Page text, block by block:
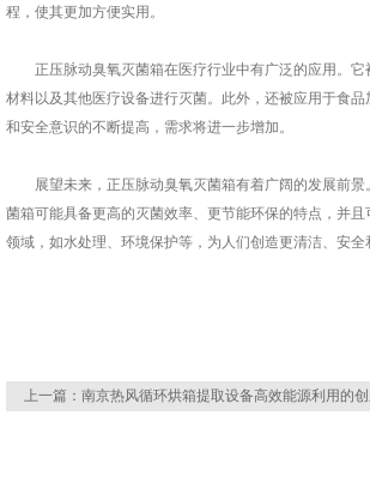
程，使其更加方便实用。
正压脉动臭氧灭菌箱在医疗行业中有广泛的应用。它
材料以及其他医疗设备进行灭菌。此外，还被应用于食
和安全意识的不断提高，需求将进一步增加。
展望未来，正压脉动臭氧灭菌箱有着广阔的发展前景
菌箱可能具备更高的灭菌效率、更节能环保的特点，并
领域，如水处理、环境保护等，为人们创造更清洁、安全
上一篇： 南京热风循环烘箱提取设备高效能源利用的